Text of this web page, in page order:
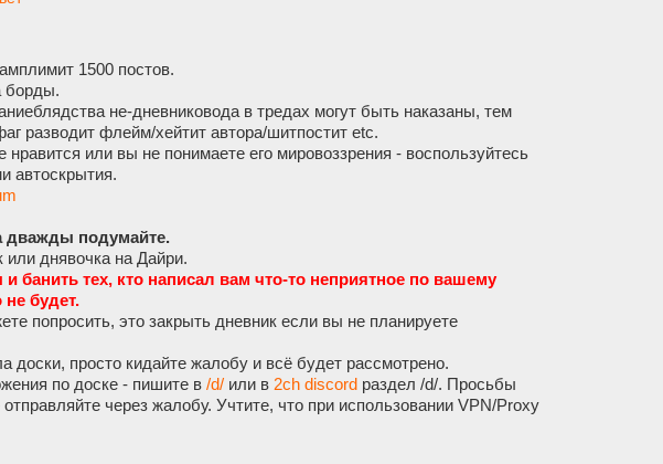
1500 постов.
борды.
не-дневниковода в тредах могут быть наказаны, тем
разводит флейм/хейтит автора/шитпостит etc.
или вы не понимаете его мировоззрения - воспользуйтесь
автоскрытия.
дважды подумайте.
днявочка на Дайри.
банить тех, кто написал вам что-то неприятное по вашему
будет.
попросить, это закрыть дневник если вы не планируете
просто кидайте жалобу и всё будет рассмотрено.
по доске - пишите в /d/ или в 2ch discord раздел /d/. Просьбы
через жалобу. Учтите, что при использовании VPN/Proxy